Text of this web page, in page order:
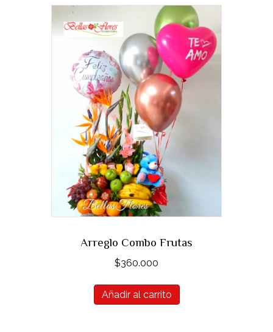
Arreglo Combo Frutas
$360.000
Añadir al carrito